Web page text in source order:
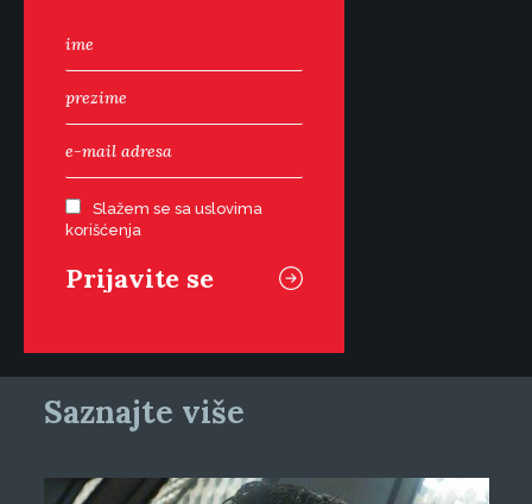
Slažem se sa uslovima
korišćenja
Saznajte više